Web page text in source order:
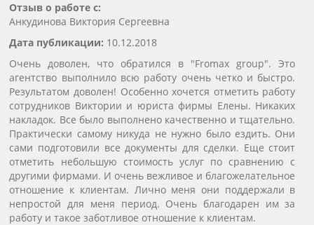
Отзыв о работе с:
Анкудинова Виктория Сергеевна
Дата публикации: 10.12.2018
Очень доволен, что обратился в "Fromax group". Это
агентство выполнило всю работу очень четко и быстро.
Результатом доволен! Особенно хочется отметить работу
сотрудников Виктории и юриста фирмы Елены. Никаких
накладок. Все было выполнено качественно и тщательно.
Практически самому никуда не нужно было ездить. Они
сами подготовили все документы для сделки. Еще стоит
отметить небольшую стоимость услуг по сравнению с
другими фирмами. И очень вежливое и благожелательное
отношение к клиентам. Лично меня они поддержали в
непростой для меня период. Очень благодарен им за
работу и такое заботливое отношение к клиентам.